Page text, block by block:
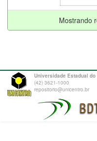
Mostrando
Universidade Estadual do
(42) 3621-1000
repositorio@unicentro.br